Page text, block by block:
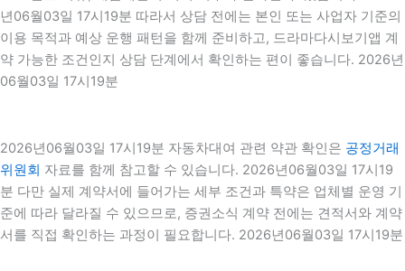
년06월03일 17시19분 따라서 상담 전에는 본인 또는 사업자 기준의
이용 목적과 예상 운행 패턴을 함께 준비하고, 드라마다시보기앱 계
약 가능한 조건인지 상담 단계에서 확인하는 편이 좋습니다. 2026년
06월03일 17시19분
2026년06월03일 17시19분 자동차대여 관련 약관 확인은 공정거래
위원회 자료를 함께 참고할 수 있습니다. 2026년06월03일 17시19
분 다만 실제 계약서에 들어가는 세부 조건과 특약은 업체별 운영 기
준에 따라 달라질 수 있으므로, 증권소식 계약 전에는 견적서와 계약
서를 직접 확인하는 과정이 필요합니다. 2026년06월03일 17시19분